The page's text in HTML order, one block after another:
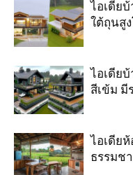
ไอเดีย
ใต้ถุนสูง
ไอเดีย
สีเข้ม มี
ไอเดีย
ธรรมช